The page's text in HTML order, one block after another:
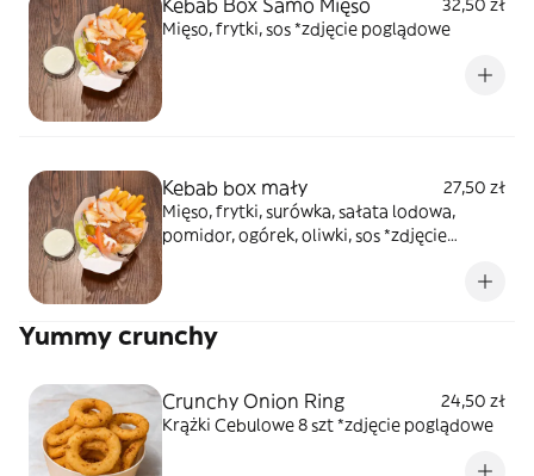
Mięso, frytki, sos *zdjęcie poglądowe
Kebab box mały
27,50 zł
Mięso, frytki, surówka, sałata lodowa,
pomidor, ogórek, oliwki, sos *zdjęcie
Yummy crunchy
Crunchy Onion Ring
24,50 zł
Krążki Cebulowe 8 szt *zdjęcie poglądowe